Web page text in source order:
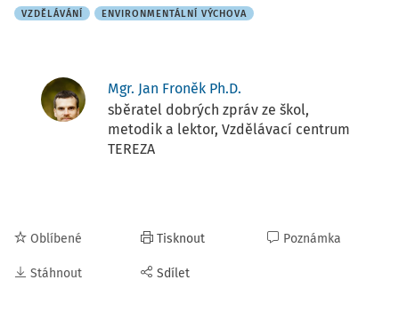
VZDĚLÁVÁNÍ ENVIRONMENTÁLNÍ VÝCHOVA
Mgr. Jan Froněk Ph.D.
sběratel dobrých zpráv ze škol,
metodik a lektor, Vzdělávací centrum
TEREZA
Oblíbené
Stáhnout
Tisknout
Sdílet
Poznámka